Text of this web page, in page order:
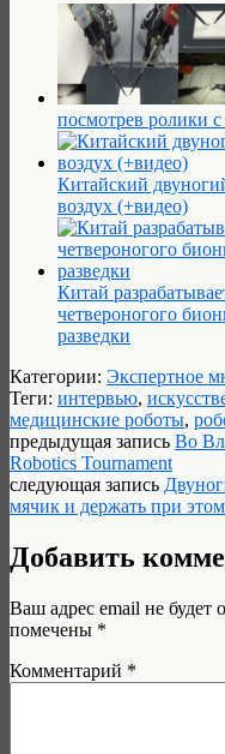
посмотрев ролики
Китайский
воздух (+видео)
Китай
четвероногого
разведки
Категории: Экспертное
Теги: интервью,
медицинские роботы,
предыдущая запись Во
Robotics Tournament
следующая запись
мячик и держать при
Добавить
Ваш адрес email не будет
помечены *
Комментарий *